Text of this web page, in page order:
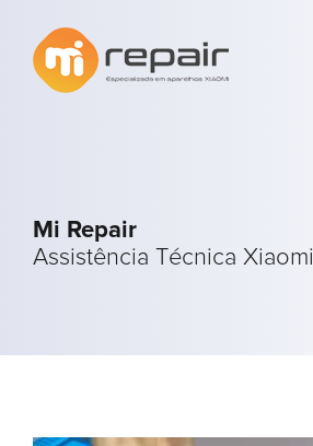
Mi Repair
Assistência Técnica Xiaomi